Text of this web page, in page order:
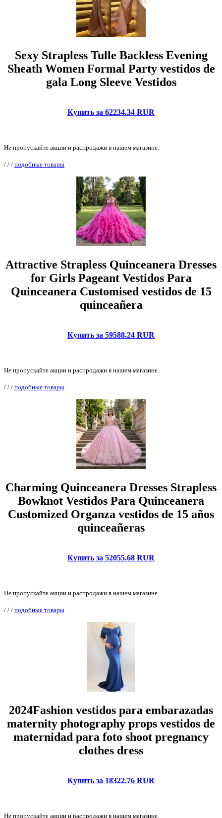
Sexy Strapless Tulle Backless Evening
Sheath Women Formal Party vestidos de
gala Long Sleeve Vestidos
Купить за 62234.34 RUR
Не пропускайте акции и распродажи в нашем магазине.
/ / / подобные товары
Attractive Strapless Quinceanera Dresses
for Girls Pageant Vestidos Para
Quinceanera Customised vestidos de 15
quinceañera
Купить за 59588.24 RUR
Не пропускайте акции и распродажи в нашем магазине.
/ / / подобные товары
Charming Quinceanera Dresses Strapless
Bowknot Vestidos Para Quinceanera
Customized Organza vestidos de 15 años
quinceañeras
Купить за 52055.68 RUR
Не пропускайте акции и распродажи в нашем магазине.
/ / / подобные товары
2024Fashion vestidos para embarazadas
maternity photography props vestidos de
maternidad para foto shoot pregnancy
clothes dress
Купить за 18322.76 RUR
Не пропускайте акции и распродажи в нашем магазине.